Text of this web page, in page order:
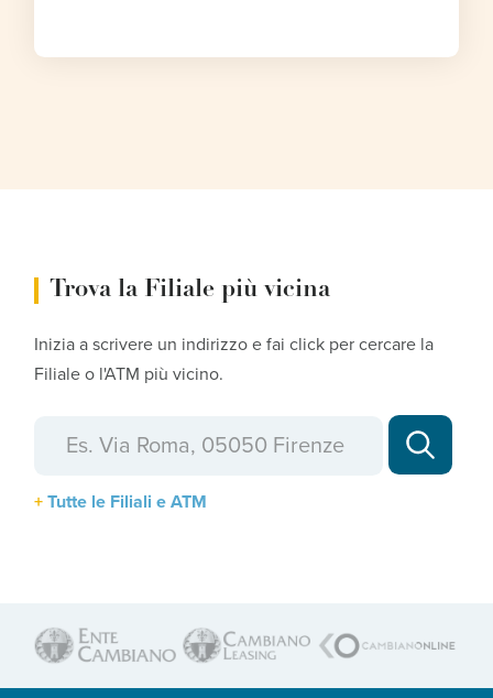
Trova la Filiale più vicina
Inizia a scrivere un indirizzo e fai click per cercare la
Filiale o l'ATM più vicino.
Tutte le Filiali e ATM